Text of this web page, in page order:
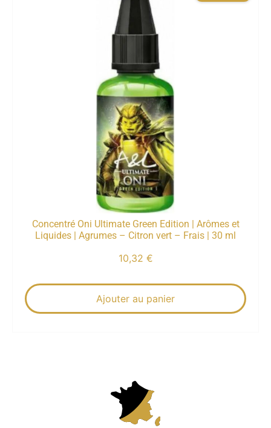
Concentré Oni Ultimate Green Edition | Arômes et
Liquides | Agrumes – Citron vert – Frais | 30 ml
10,32 €
Ajouter au panier